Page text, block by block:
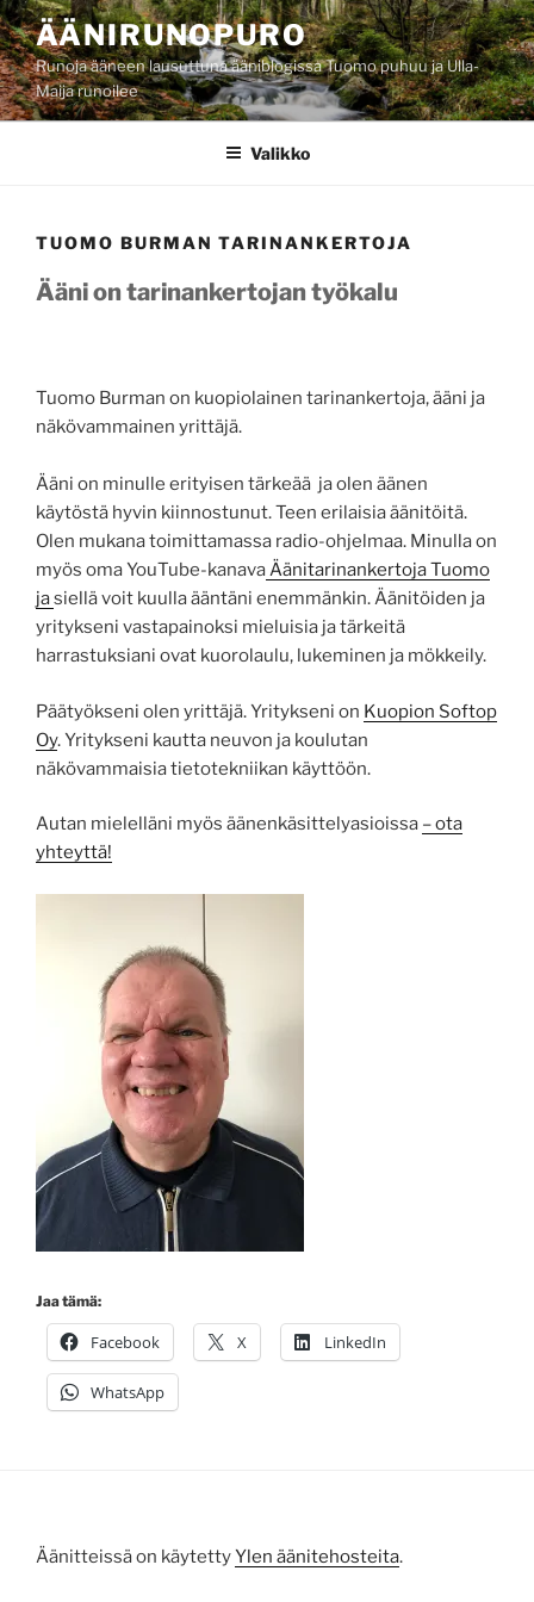
Siirry
sisältöönÄÄNIRUNOPURO
Runoja ääneen lausuttuna ääniblogissa Tuomo puhuu ja Ulla-
Maija runoilee
Valikko
TUOMO BURMAN TARINANKERTOJA
Ääni on tarinankertojan työkalu
Tuomo Burman on kuopiolainen tarinankertoja, ääni ja
näkövammainen yrittäjä.
Ääni on minulle erityisen tärkeää ja olen äänen
käytöstä hyvin kiinnostunut. Teen erilaisia äänitöitä.
Olen mukana toimittamassa radio-ohjelmaa. Minulla on
myös oma YouTube-kanavaÄänitarinankertoja Tuomo
jasiellä voit kuulla ääntäni enemmänkin. Äänitöiden ja
yritykseni vastapainoksi mieluisia ja tärkeitä
harrastuksiani ovat kuorolaulu, lukeminen ja mökkeily.
Päätyökseni olen yrittäjä. Yritykseni on Kuopion Softop
Oy. Yritykseni kautta neuvon ja koulutan
näkövammaisia tietotekniikan käyttöön.
Autan mielelläni myös äänenkäsittelyasioissa – ota
yhteyttä!
Jaa tämä:
Facebook X LinkedIn
WhatsApp
Äänitteissä on käytettyYlen äänitehosteita.